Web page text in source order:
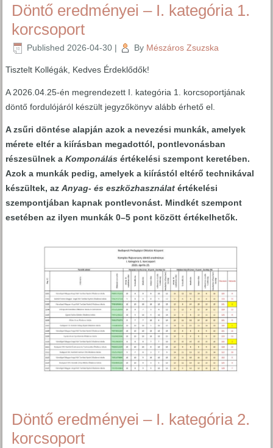
Döntő eredményei – I. kategória 1.
korcsoport
Published 2026-04-30 | By Mészáros Zsuzska
Tisztelt Kollégák, Kedves Érdeklődők!
A 2026.04.25-én megrendezett I. kategória 1. korcsoportjának
döntő fordulójáról készült jegyzőkönyv alább érhető el.
A zsűri döntése alapján azok a nevezési munkák, amelyek
mérete eltér a kiírásban megadottól, pontlevonásban
részesülnek aKomponálás értékelési szempont keretében.
Azok a munkák pedig, amelyek a kiírástól eltérő technikával
készültek, azAnyag- és eszközhasználat értékelési
szempontjában kapnak pontlevonást. Mindkét szempont
esetében az ilyen munkák 0–5 pont között értékelhetők.
Döntő eredményei – I. kategória 2.
korcsoport